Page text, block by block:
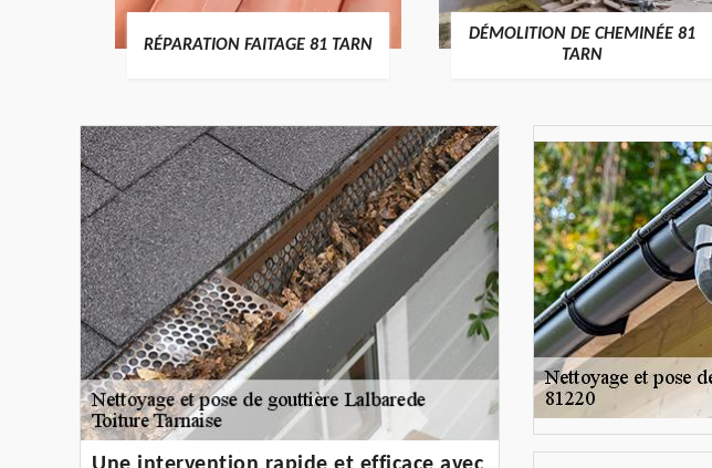
RÉPARATION FAITAGE 81 TARN
DÉMOLITION DE CHEMINÉE 81
TARN